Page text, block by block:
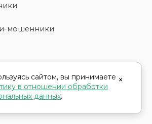
мошенники
×
сайтом, вы принимаете
в отношении обработки
данных.